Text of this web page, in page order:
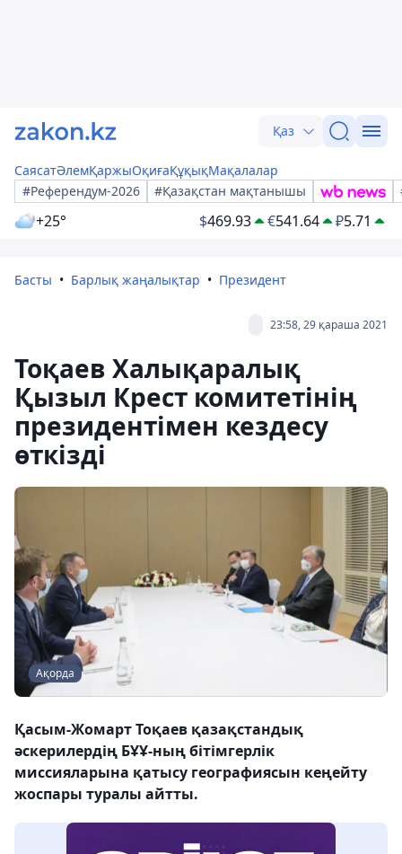
Қаз
СаясатӘлемҚаржыОқиғаҚұқықМақалалар
#Референдум-2026
#Қазақстан мақтанышы
+25° $469.93 €541.64 ₽5.71
Басты Барлық жаңалықтар Президент
23:58, 29 қараша 2021
Тоқаев Халықаралық
Қызыл Крест комитетінің
президентімен кездесу
өткізді
Ақорда
Қасым-Жомарт Тоқаев қазақстандық
әскерилердің БҰҰ-ның бітімгерлік
миссияларына қатысу географиясын кеңейту
жоспары туралы айтты.